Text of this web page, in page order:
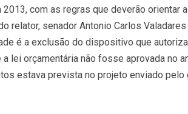
com as regras que deverão orientar
relator, senador Antonio Carlos
é a exclusão do dispositivo que
lei orçamentária não fosse aprovada no
estava prevista no projeto enviado pelo